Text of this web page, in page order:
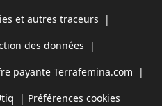
et autres traceurs |
des données |
payante Terrafemina.com |
| Préférences cookies